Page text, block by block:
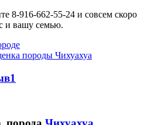
8-916-662-55-24 и совсем скоро
и вашу семью.
породы Чихуахуа